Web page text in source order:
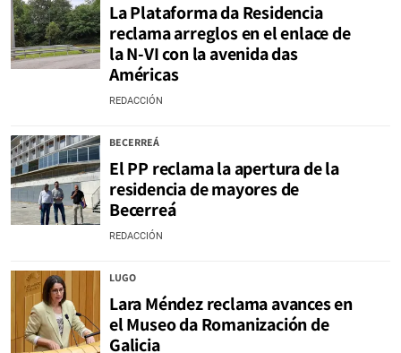
La Plataforma da Residencia
reclama arreglos en el enlace de
la N-VI con la avenida das
Américas
REDACCIÓN
BECERREÁ
El PP reclama la apertura de la
residencia de mayores de
Becerreá
REDACCIÓN
LUGO
Lara Méndez reclama avances en
el Museo da Romanización de
Galicia